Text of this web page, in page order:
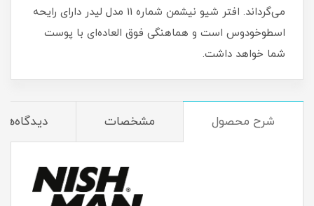
می‌گرداند. افتر شیو نیشمن شماره 11 مدل لیدر دارای رایحه
اسطوخودوس است و هماهنگی فوق العاده‌ای با پوست
شما خواهد داشت.
شرح محصول مشخصات دیدگاه‌ها